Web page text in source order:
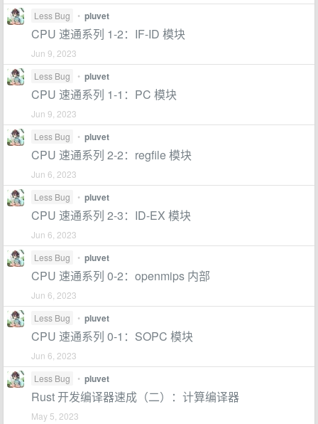
Less Bug
• pluvet
CPU 速通系列 1-2：IF-ID 模块
Jun 9, 2023
Less Bug
• pluvet
CPU 速通系列 1-1：PC 模块
Jun 9, 2023
Less Bug
• pluvet
CPU 速通系列 2-2：regfile 模块
Jun 6, 2023
Less Bug
• pluvet
CPU 速通系列 2-3：ID-EX 模块
Jun 6, 2023
Less Bug
• pluvet
CPU 速通系列 0-2：openmips 内部
Jun 6, 2023
Less Bug
• pluvet
CPU 速通系列 0-1：SOPC 模块
Jun 6, 2023
Less Bug
• pluvet
Rust 开发编译器速成（二）：计算编译器
May 5, 2023